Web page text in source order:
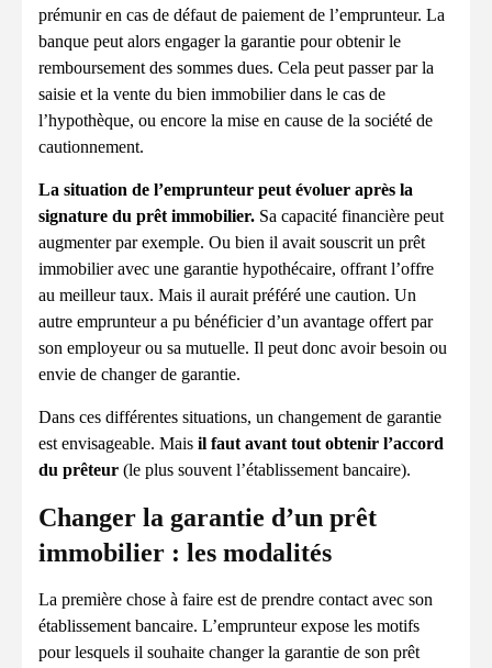
prémunir en cas de défaut de paiement de l’emprunteur. La
banque peut alors engager la garantie pour obtenir le
remboursement des sommes dues. Cela peut passer par la
saisie et la vente du bien immobilier dans le cas de
l’hypothèque, ou encore la mise en cause de la société de
cautionnement.
La situation de l’emprunteur peut évoluer après la
signature du prêt immobilier. Sa capacité financière peut
augmenter par exemple. Ou bien il avait souscrit un prêt
immobilier avec une garantie hypothécaire, offrant l’offre
au meilleur taux. Mais il aurait préféré une caution. Un
autre emprunteur a pu bénéficier d’un avantage offert par
son employeur ou sa mutuelle. Il peut donc avoir besoin ou
envie de changer de garantie.
Dans ces différentes situations, un changement de garantie
est envisageable. Mais il faut avant tout obtenir l’accord
du prêteur (le plus souvent l’établissement bancaire).
Changer la garantie d’un prêt
immobilier : les modalités
La première chose à faire est de prendre contact avec son
établissement bancaire. L’emprunteur expose les motifs
pour lesquels il souhaite changer la garantie de son prêt